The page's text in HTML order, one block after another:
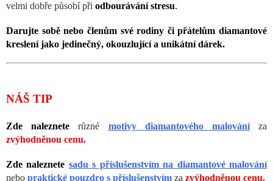
velmi dobře působí při odbourávání stresu.
Darujte sobě nebo členům své rodiny či přátelům diamantové
kreslení jako jedinečný, okouzlující a unikátní dárek.
NÁŠ TIP
Zde naleznete různé motivy diamantového malováníza
zvýhodněnou cenu.
Zde naleznete sadu s příslušenstvím na diamantové malování
nebo praktické pouzdro s příslušenstvím za zvýhodněnou cenu.